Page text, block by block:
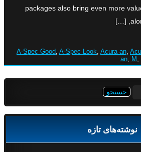
packages also bring even more
A-Spec Good, A-Spec Look, Acura an,
an, M ,
نوشته‌های تازه